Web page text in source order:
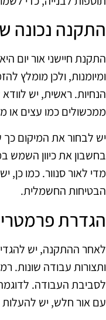
התקנה נכונה
התקנת חיישני אור יום
ומיומנות, ולכן מומלץ
הנחיות. ראשית, יש
ממכשולים כמו עצים או
יש לבחור את המיקום כך
בחשבון את כיוון השמש
מדי לאור סנוור. כמו
הבטיחות החשמלית.
הגדרת
לאחר ההתקנה, יש
ותצורות עבודה שונות.
לסביבת העבודה.
עם אור חלש, יש